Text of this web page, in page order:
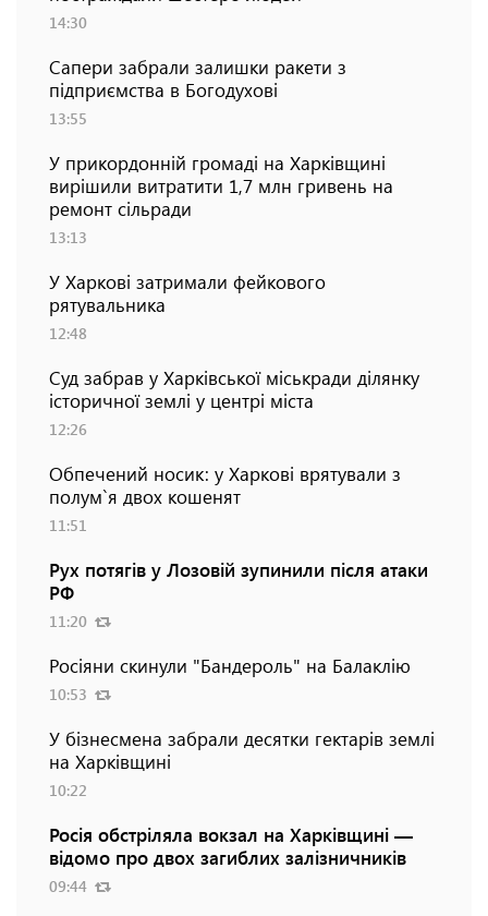
14:30
Сапери забрали залишки ракети з
підприємства в Богодухові
13:55
У прикордонній громаді на Харківщині
вирішили витратити 1,7 млн гривень на
ремонт сільради
13:13
У Харкові затримали фейкового
рятувальника
12:48
Суд забрав у Харківської міськради ділянку
історичної землі у центрі міста
12:26
Обпечений носик: у Харкові врятували з
полум`я двох кошенят
11:51
Рух потягів у Лозовій зупинили після атаки
РФ
11:20
Росіяни скинули "Бандероль" на Балаклію
10:53
У бізнесмена забрали десятки гектарів землі
на Харківщині
10:22
Росія обстріляла вокзал на Харківщині —
відомо про двох загиблих залізничників
09:44